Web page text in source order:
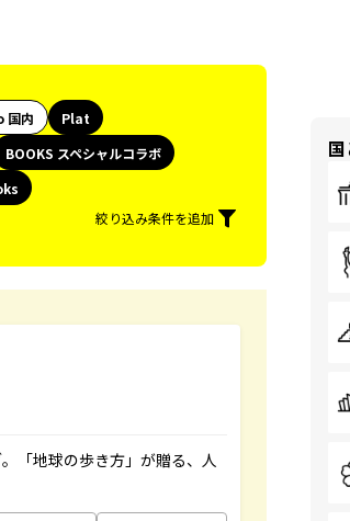
国内
Plat
BOOKS スペシャルコラボ
絞り込み条件を追加
「地球の歩き方」が贈る、人